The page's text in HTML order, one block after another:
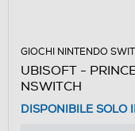
GIOCHI NINTENDO
UBISOFT -
NSWITCH
DISPONIBILE SOLO